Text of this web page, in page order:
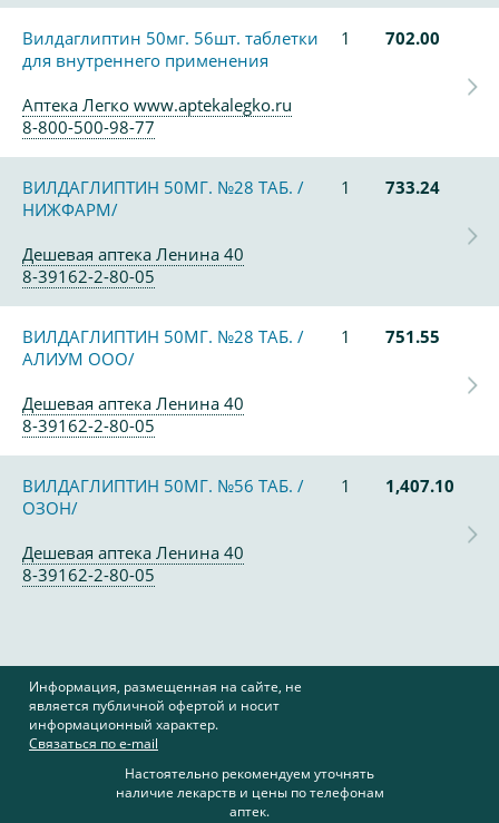
Вилдаглиптин 50мг. 56шт. таблетки
для внутреннего применения
1 702.00
Аптека Легко www.aptekalegko.ru
8-800-500-98-77
ВИЛДАГЛИПТИН 50МГ. №28 ТАБ. /
НИЖФАРМ/
1 733.24
Дешевая аптека Ленина 40
8-39162-2-80-05
ВИЛДАГЛИПТИН 50МГ. №28 ТАБ. /
АЛИУМ ООО/
1 751.55
Дешевая аптека Ленина 40
8-39162-2-80-05
ВИЛДАГЛИПТИН 50МГ. №56 ТАБ. /
ОЗОН/
1 1,407.10
Дешевая аптека Ленина 40
8-39162-2-80-05
Информация, размещенная на сайте, не
является публичной офертой и носит
информационный характер.
Связаться по e-mail
Настоятельно рекомендуем уточнять
наличие лекарств и цены по телефонам
аптек.